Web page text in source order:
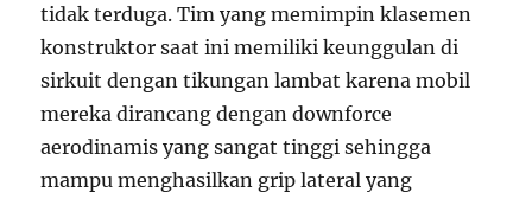
tidak terduga. Tim yang memimpin klasemen
konstruktor saat ini memiliki keunggulan di
sirkuit dengan tikungan lambat karena mobil
mereka dirancang dengan downforce
aerodinamis yang sangat tinggi sehingga
mampu menghasilkan grip lateral yang